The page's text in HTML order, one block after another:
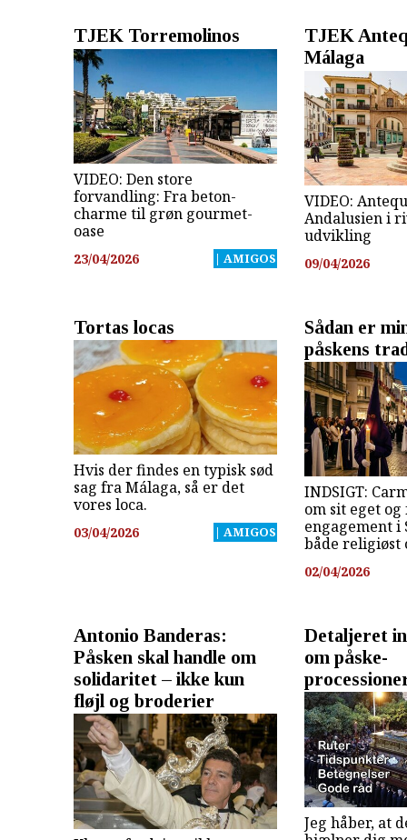
TJEK Torremolinos
VIDEO: Den store
forvandling: Fra beton-
charme til grøn gourmet-
oase
23/04/2026 | AMIGOS
TJEK
Málaga
VIDEO:
Andalusien i
udvikling
09/04/2026
Tortas locas
Hvis der findes en typisk sød
sag fra Málaga, så er det
vores loca.
03/04/2026 | AMIGOS
Sådan er
påskens
INDSIGT:
om sit eget
engagement i
både religiøst
02/04/2026
Antonio Banderas:
Påsken skal handle om
solidaritet – ikke kun
fløjl og broderier
Detaljeret
om påske-
Jeg håber, at